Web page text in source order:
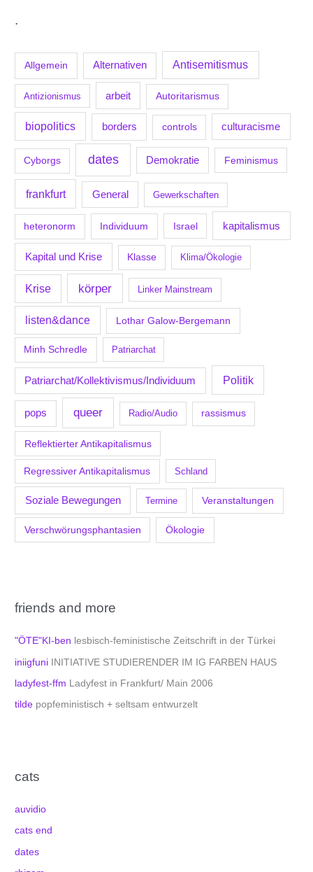
.
Allgemein Alternativen Antisemitismus
Antizionismus arbeit Autoritarismus
biopolitics borders controls culturacisme
Cyborgs dates Demokratie Feminismus
frankfurt General Gewerkschaften
heteronorm Individuum Israel kapitalismus
Kapital und Krise Klasse Klima/Ökologie
Krise körper Linker Mainstream
listen&dance Lothar Galow-Bergemann
Minh Schredle Patriarchat
Patriarchat/Kollektivismus/Individuum Politik
pops queer Radio/Audio rassismus
Reflektierter Antikapitalismus
Regressiver Antikapitalismus Schland
Soziale Bewegungen Termine Veranstaltungen
Verschwörungsphantasien Ökologie
friends and more
"ÖTE"KI-ben lesbisch-feministische Zeitschrift in der Türkei
iniigfuni INITIATIVE STUDIERENDER IM IG FARBEN HAUS
ladyfest-ffm Ladyfest in Frankfurt/ Main 2006
tilde popfeministisch + seltsam entwurzelt
cats
auvidio
cats end
dates